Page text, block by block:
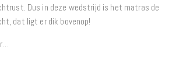
Dus in deze wedstrijd is het matras de
dat ligt er dik bovenop!